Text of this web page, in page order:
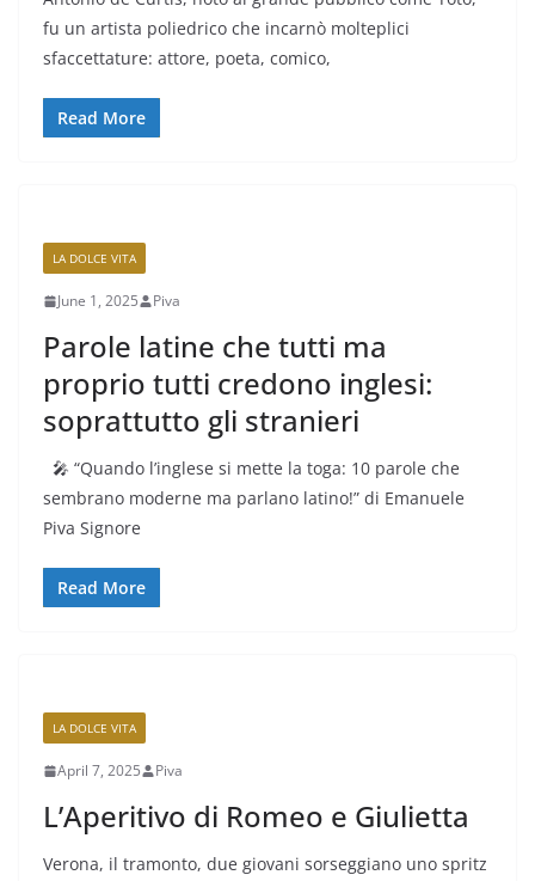
fu un artista poliedrico che incarnò molteplici
sfaccettature: attore, poeta, comico,
Read More
LA DOLCE VITA
June 1, 2025 Piva
Parole latine che tutti ma
proprio tutti credono inglesi:
soprattutto gli stranieri
🎤 “Quando l’inglese si mette la toga: 10 parole che
sembrano moderne ma parlano latino!” di Emanuele
Piva Signore
Read More
LA DOLCE VITA
April 7, 2025 Piva
L’Aperitivo di Romeo e Giulietta
Verona, il tramonto, due giovani sorseggiano uno spritz